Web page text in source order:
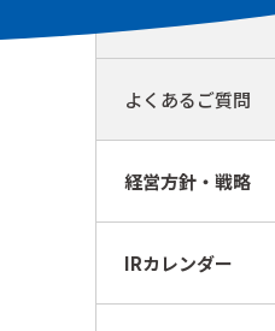
よくあるご質問
経営方針・戦略
IRカレンダー